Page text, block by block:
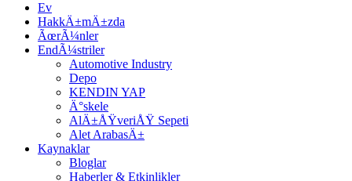
Ev
HakkÄ±mÄ±zda
ÃœrÃ¼nler
EndÃ¼striler
Automotive Industry
Depo
KENDIN YAP
Ä°skele
AlÄ±ÅŸveriÅŸ Sepeti
Alet ArabasÄ±
Kaynaklar
Bloglar
Haberler & Etkinlikler